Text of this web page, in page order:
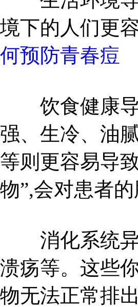
境下的人们更
何预防青春痘
饮食健康导
强、生冷、油
等则更容易导
物”,会对患者
消化系统异
溃疡等。这些
物无法正常排